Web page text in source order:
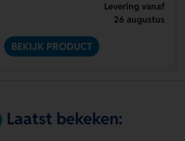
Levering vanaf
26 augustus
BEKIJK PRODUCT
Laatst bekeken: